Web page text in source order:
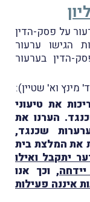
על פסק-הדין
הגישו ערעור
ניתן פסק-הדין בערעור
מינץ וא' שטיין):
את טיעוני
הערנו את
שכנגד,
את המלצת בית
יתקבל ואילו
, וכך אנו
איננה פעילות